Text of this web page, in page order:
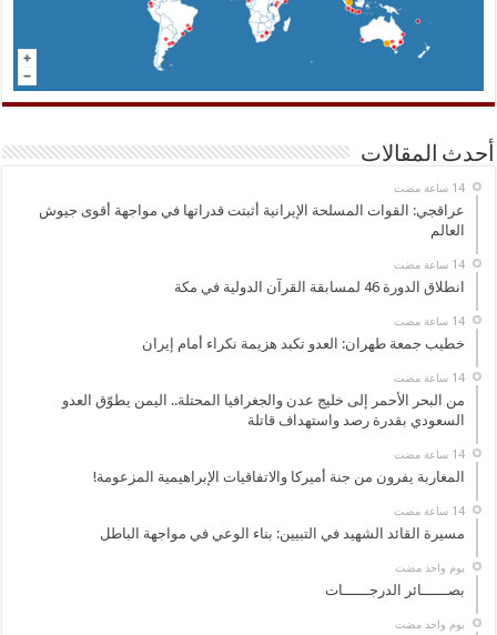
أحدث المقالات
‏14 ساعة مضت
عراقجي: القوات المسلحة الإيرانية أثبتت قدراتها في مواجهة أقوى جيوش
العالم
‏14 ساعة مضت
انطلاق الدورة 46 لمسابقة القرآن الدولية في مكة
‏14 ساعة مضت
خطيب جمعة طهران: العدو تكبد هزيمة نكراء أمام إيران
‏14 ساعة مضت
من البحر الأحمر إلى خليج عدن والجغرافيا المحتلة.. اليمن يطوّق العدو
السعودي بقدرة رصد واستهداف قاتلة
‏14 ساعة مضت
المغاربة يفرون من جنة أميركا والاتفاقيات الإبراهيمية المزعومة!
‏14 ساعة مضت
مسيرة القائد الشهيد في التبيين: بناء الوعي في مواجهة الباطل
‏يوم واحد مضت
بصــــــائر الدرجــــــات
‏يوم واحد مضت